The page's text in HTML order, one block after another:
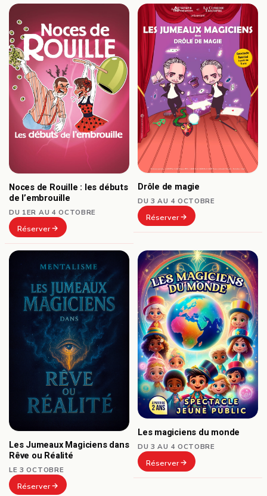
Noces de Rouille : les débuts
de l’embrouille
DU 1ER AU 4 OCTOBRE
Réserver
Drôle de magie
DU 3 AU 4 OCTOBRE
Réserver
Les Jumeaux Magiciens dans
Rêve ou Réalité
LE 3 OCTOBRE
Réserver
Les magiciens du monde
DU 3 AU 4 OCTOBRE
Réserver